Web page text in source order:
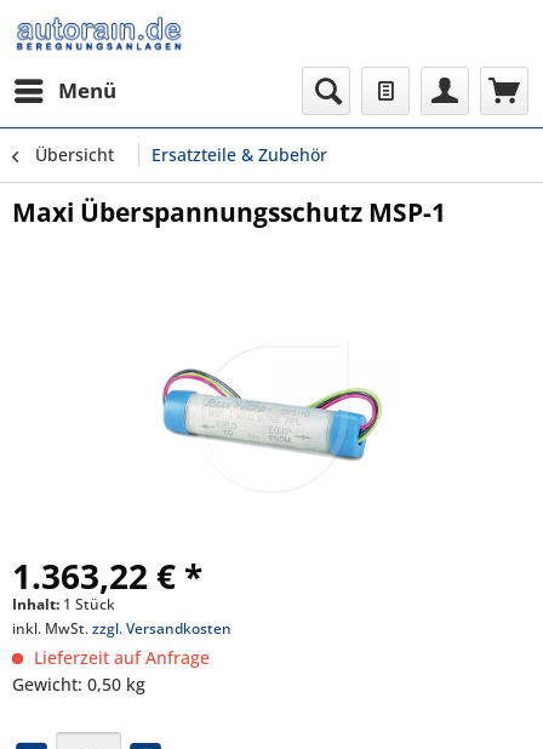
Menü
Übersicht Ersatzteile & Zubehör
Maxi Überspannungsschutz MSP-1
1.363,22 € *
Inhalt: 1 Stück
inkl. MwSt.zzgl. Versandkosten
Lieferzeit auf Anfrage
Gewicht: 0,50 kg